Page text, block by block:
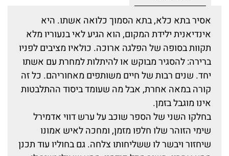
אסיר בתא כלא, בתא הסמוך כלואה אשתו. היא
אינדיאנית ילידת המקום, הוא הגיע לאי בנעוריו מלא
תקוות בסופה של הפלגה ארוכה. כולאיו מציבים לפניו
ברירה: להסגיר מבוקש או להיתלות למחרת עם אשתו
יחד. שנים רבות של חיים משותפים מאחוריהם. כל זה
קורה במאה אחרת, אבל מה שעומד ביסוד ההתלבטות
אינו מוגבל בזמן.
בחלקו השני של הספר שוכב על ערש דווי אדמירל
שימי הזוהר שלו חלפו מזמן, ומחכה לאיש אמונו
שיחזור ויבשר לו ששליחותו צלחה. גם בחוליו עוד תכנן